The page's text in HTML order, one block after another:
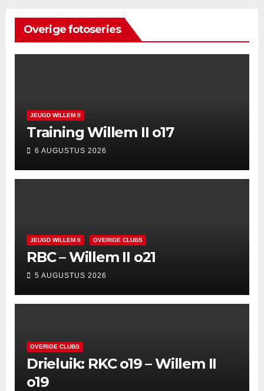
Overige fotoseries
JEUGD WILLEM II
Training Willem II o17
6 AUGUSTUS 2026
JEUGD WILLEM II OVERIGE CLUBS
RBC – Willem II o21
5 AUGUSTUS 2026
OVERIGE CLUBS
Drieluik: RKC o19 – Willem II
o19